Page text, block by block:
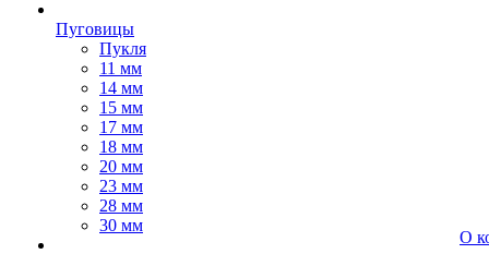
Пуговицы
Пукля
11 мм
14 мм
15 мм
17 мм
18 мм
20 мм
23 мм
28 мм
30 мм
О